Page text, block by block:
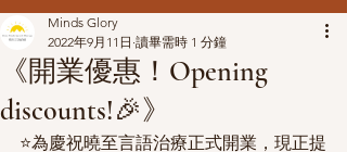
《開業優惠！Opening
discounts!🎉》
Minds Glory
2022年9月11日 讀畢需時 1 分鐘
⭐️為慶祝曉至言語治療正式開業，現正提